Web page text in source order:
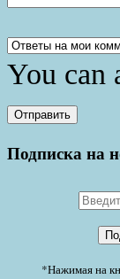
You can
Подписка на
*Нажимая на